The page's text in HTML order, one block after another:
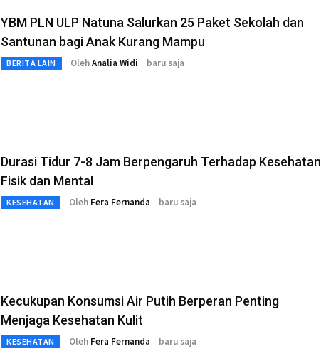
YBM PLN ULP Natuna Salurkan 25 Paket Sekolah dan
Santunan bagi Anak Kurang Mampu
BERITA LAIN OlehAnalia Widi baru saja
Durasi Tidur 7-8 Jam Berpengaruh Terhadap Kesehatan
Fisik dan Mental
KESEHATAN Oleh Fera Fernanda baru saja
Kecukupan Konsumsi Air Putih Berperan Penting
Menjaga Kesehatan Kulit
KESEHATAN Oleh Fera Fernanda baru saja